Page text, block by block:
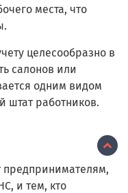
места, что
целесообразно в
салонов или
одним видом
штат работников.
предпринимателям,
и тем, кто